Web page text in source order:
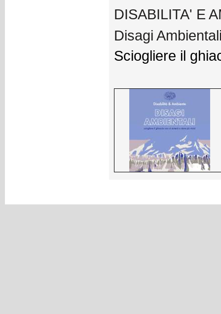
DISABILITA' E
Disagi
Sciogliere il